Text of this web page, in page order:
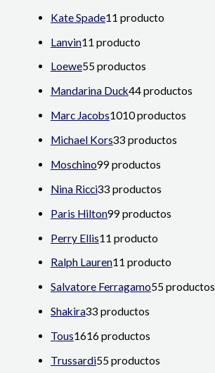
Kate Spade11 producto
Lanvin11 producto
Loewe55 productos
Mandarina Duck44 productos
Marc Jacobs1010 productos
Michael Kors33 productos
Moschino99 productos
Nina Ricci33 productos
Paris Hilton99 productos
Perry Ellis11 producto
Ralph Lauren11 producto
Salvatore Ferragamo55 productos
Shakira33 productos
Tous1616 productos
Trussardi55 productos